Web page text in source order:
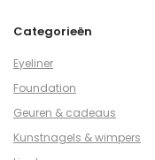
Categorieën
Eyeliner
Foundation
Geuren & cadeaus
Kunstnagels & wimpers